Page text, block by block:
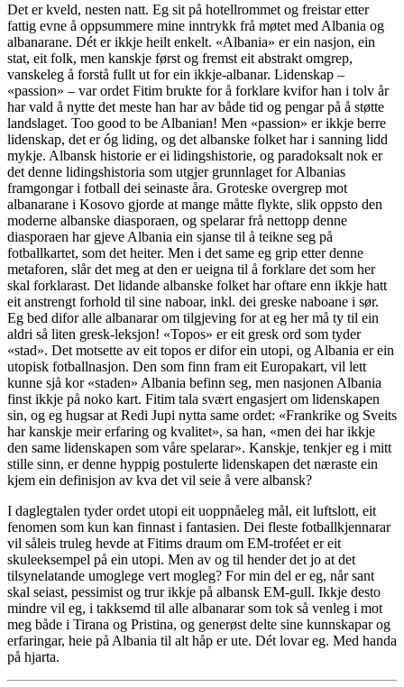
Det er kveld, nesten natt. Eg sit på hotellrommet og freistar etter
fattig evne å oppsummere mine inntrykk frå møtet med Albania og
albanarane. Dét er ikkje heilt enkelt. «Albania» er ein nasjon, ein
stat, eit folk, men kanskje først og fremst eit abstrakt omgrep,
vanskeleg å forstå fullt ut for ein ikkje-albanar. Lidenskap –
«passion» – var ordet Fitim brukte for å forklare kvifor han i tolv år
har vald å nytte det meste han har av både tid og pengar på å støtte
landslaget. Too good to be Albanian! Men «passion» er ikkje berre
lidenskap, det er óg liding, og det albanske folket har i sanning lidd
mykje. Albansk historie er ei lidingshistorie, og paradoksalt nok er
det denne lidingshistoria som utgjer grunnlaget for Albanias
framgongar i fotball dei seinaste åra. Groteske overgrep mot
albanarane i Kosovo gjorde at mange måtte flykte, slik oppsto den
moderne albanske diasporaen, og spelarar frå nettopp denne
diasporaen har gjeve Albania ein sjanse til å teikne seg på
fotballkartet, som det heiter. Men i det same eg grip etter denne
metaforen, slår det meg at den er ueigna til å forklare det som her
skal forklarast. Det lidande albanske folket har oftare enn ikkje hatt
eit anstrengt forhold til sine naboar, inkl. dei greske naboane i sør.
Eg bed difor alle albanarar om tilgjeving for at eg her må ty til ein
aldri så liten gresk-leksjon! «Topos» er eit gresk ord som tyder
«stad». Det motsette av eit topos er difor ein utopi, og Albania er ein
utopisk fotballnasjon. Den som finn fram eit Europakart, vil lett
kunne sjå kor «staden» Albania befinn seg, men nasjonen Albania
finst ikkje på noko kart. Fitim tala svært engasjert om lidenskapen
sin, og eg hugsar at Redi Jupi nytta same ordet: «Frankrike og Sveits
har kanskje meir erfaring og kvalitet», sa han, «men dei har ikkje
den same lidenskapen som våre spelarar». Kanskje, tenkjer eg i mitt
stille sinn, er denne hyppig postulerte lidenskapen det næraste ein
kjem ein definisjon av kva det vil seie å vere albansk?
I daglegtalen tyder ordet utopi eit uoppnåeleg mål, eit luftslott, eit
fenomen som kun kan finnast i fantasien. Dei fleste fotballkjennarar
vil såleis truleg hevde at Fitims draum om EM-troféet er eit
skuleeksempel på ein utopi. Men av og til hender det jo at det
tilsynelatande umoglege vert mogleg? For min del er eg, når sant
skal seiast, pessimist og trur ikkje på albansk EM-gull. Ikkje desto
mindre vil eg, i takksemd til alle albanarar som tok så venleg i mot
meg både i Tirana og Pristina, og generøst delte sine kunnskapar og
erfaringar, heie på Albania til alt håp er ute. Dét lovar eg. Med handa
på hjarta.